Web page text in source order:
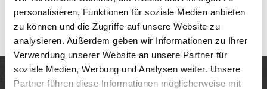
personalisieren, Funktionen für soziale Medien anbieten
zu können und die Zugriffe auf unsere Website zu
analysieren. Außerdem geben wir Informationen zu Ihrer
Verwendung unserer Website an unsere Partner für
soziale Medien, Werbung und Analysen weiter. Unsere
Partner führen diese Informationen möglicherweise mit